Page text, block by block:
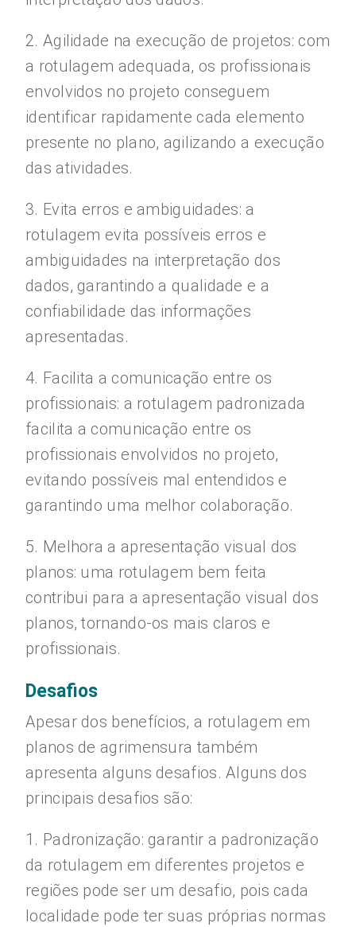
2. Agilidade na execução de projetos: com
a rotulagem adequada, os profissionais
envolvidos no projeto conseguem
identificar rapidamente cada elemento
presente no plano, agilizando a execução
das atividades.
3. Evita erros e ambiguidades: a
rotulagem evita possíveis erros e
ambiguidades na interpretação dos
dados, garantindo a qualidade e a
confiabilidade das informações
apresentadas.
4. Facilita a comunicação entre os
profissionais: a rotulagem padronizada
facilita a comunicação entre os
profissionais envolvidos no projeto,
evitando possíveis mal entendidos e
garantindo uma melhor colaboração.
5. Melhora a apresentação visual dos
planos: uma rotulagem bem feita
contribui para a apresentação visual dos
planos, tornando-os mais claros e
profissionais.
Desafios
Apesar dos benefícios, a rotulagem em
planos de agrimensura também
apresenta alguns desafios. Alguns dos
principais desafios são:
1. Padronização: garantir a padronização
da rotulagem em diferentes projetos e
regiões pode ser um desafio, pois cada
localidade pode ter suas próprias normas